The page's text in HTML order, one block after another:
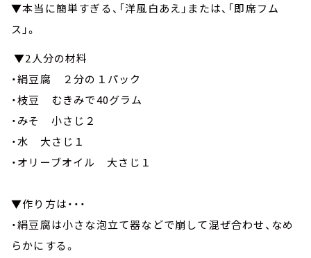
▼本当に簡単すぎる、「洋風白あえ」または、「即席フム
ス」。
▼2人分の材料
・絹豆腐 ２分の１パック
・枝豆 むきみで40グラム
・みそ 小さじ２
・水 大さじ１
・オリーブオイル 大さじ１
▼作り方は・・・
・絹豆腐は小さな泡立て器などで崩して混ぜ合わせ、なめ
らかにする。